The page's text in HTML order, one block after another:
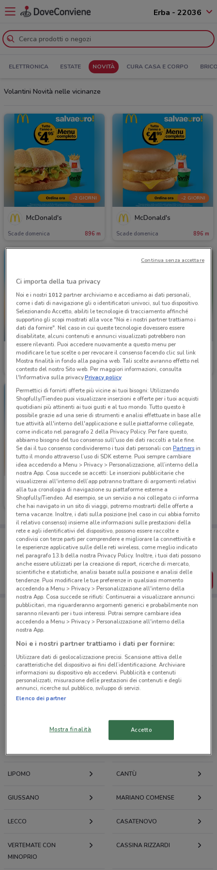
Erba - 22036
ELETTRONICA ESTATE NOVITÀ CURA CASA E CORPO
Volantini Novità nelle vicinanze
-2 GIORNI
McDonald's
Scade domenica 896 m
-2 GIORNI
McDonald's
Scade domenica 896 m
-2 GIORNI
McDonald's
Scade domenica 896 m
Foxy
Scade giovedì
Ferrarelle
Scade il 16/08 7.7 km
Porta DoveConviene sempre con te!
Puoi trovare le migliori offerte dei negozi vicino a te,
salvarle e creare la tua lista del risparmio, comodamente
dal tuo cellulare.
SCARICA L’APP
Negozi di Novità a Erba
LOACKER CAFFÈ BORBONE
Tutti i negozi
Volantini e offerte intorno a Erba
LIPOMO CANTÙ
GIUSSANO MARIANO COMENSE
LECCO CASATENOVO
VERTEMATE CON
MINOPRIO
CASSINA RIZZARDI
Ci importa della tua privacy
Noi e i nostri 1012partner archiviamo e accediamo ai dati personali,
come i dati di navigazione gli o identificatori univoci, sul tuo dispositivo.
Selezionando Accetto, abiliti le tecnologie di tracciamento affinché
supportino gli scopi mostrati alla voce "Noi e i nostri partner trattiamo i
dati da fornire". Nel caso in cui queste tecnologie dovessero essere
disabilitate, alcuni contenuti e annunci visualizzati potrebbero non
essere rilevanti. Puoi accedere nuovamente a questo menu per
modificare le tue scelte o per revocare il consenso facendo clic sul link
Mostra finalità in fondo alla pagina web. Tali scelte avranno effetto nel
contesto del nostro Sito web. Per maggiori informazioni, consulta
l'Informativa sulla privacy.Privacy policy
Permettici di fornirti offerte più vicine ai tuoi bisogni: Utilizzando
Shopfully/Tiendeo puoi visualizzare inserzioni e offerte per i tuoi acquisti
quotidiani più attinenti ai tuoi gusti e al tuo mondo. Tutto questo è
possibile grazie ad una serie di strumenti e analisi effettuate in base alle
tue attività all'interno dell'applicazione e sulle piattaforme collegate,
come indicato nel paragrafo 2 della Privacy Policy. Per fare questo,
abbiamo bisogno del tuo consenso sull'uso dei dati raccolti a tale fine.
Se dai il tuo consenso condivideremo i tuoi dati personali conPartnersin
tutto il mondo attraverso l’uso di SDK esterne. Puoi sempre cambiare
idea accedendo a Menu > Privacy > Personalizzazione, all’interno della
nostra App. Cosa succede se accetti: Le inserzioni pubblicitarie che
visualizzerai all'interno dell’app potranno trattare di argomenti relativi
alla tua cronologia di navigazione su piattaforme esterne a
Shopfully/Tiendeo. Ad esempio, se un servizio a noi collegato ci informa
che hai navigato in un sito di viaggi, potremo mostrarti delle offerte a
tema vacanze. Inoltre, i dati sulla posizione (nel caso in cui abbia fornito
il relativo consenso) insieme alle informazioni sulle prestazioni della
rete e agli identificativi del dispositivo, possono essere raccolte e
condivisi con terze parti per comprendere e migliorare la connettività e
le esperienze applicative sulle delle reti wireless, come meglio indicato
nel paragrafo 13.b della nostra Privacy Policy. Inoltre, i tuoi dati possono
anche essere utilizzati per la creazione di report, ricerche di mercato,
scientifiche e statistiche, analisi basate sulla posizione e analisi delle
tendenze. Puoi modificare le tue preferenze in qualsiasi momento
accedendo a Menu > Privacy > Personalizzazione all'interno della
nostra App. Cosa succede se rifiuti: Continuerai a visualizzare annunci
pubblicitari, ma riguarderanno argomenti generici e probabilmente non
saranno rilevanti per i tuoi interessi. Potrai sempre cambiare idea
accedendo a Menu > Privacy > Personalizzazione all'interno della
nostra App.
Noi e i nostri partner trattiamo i dati per fornire:
Utilizzare dati di geolocalizzazione precisi. Scansione attiva delle
caratteristiche del dispositivo ai fini dell’identificazione. Archiviare
informazioni su dispositivo e/o accedervi. Pubblicità e contenuti
personalizzati, misurazione delle prestazioni dei contenuti e degli
annunci, ricerche sul pubblico, sviluppo di servizi.
Elenco dei partner
Mostra finalità Accetto
Continua senza accettare